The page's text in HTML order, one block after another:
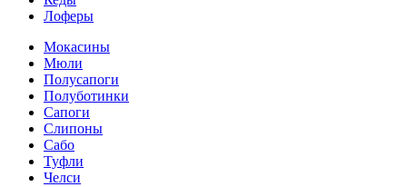
Лоферы
Мокасины
Мюли
Полусапоги
Полуботинки
Сапоги
Слипоны
Сабо
Туфли
Челси